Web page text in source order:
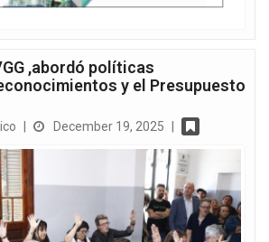
,abordó políticas
y el Presupuesto
December 19, 2025